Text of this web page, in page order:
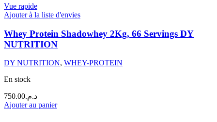
Vue rapide
Ajouter à la liste d'envies
Whey Protein Shadowhey 2Kg, 66 Servings DY
NUTRITION
DY NUTRITION, WHEY-PROTEIN
En stock
د.م.750.00
Ajouter au panier